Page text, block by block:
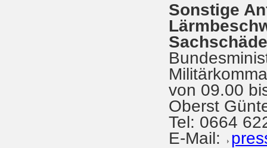
Sonstige
von 09.00
Oberst
Tel: 0664
E-Mail: